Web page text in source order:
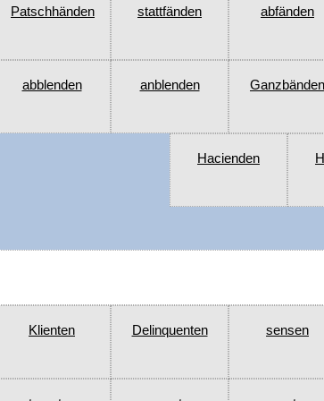
Patschhänden stattfänden abfänden
abblenden anblenden Ganzbänden
Hacienden
Klienten Delinquenten sensen